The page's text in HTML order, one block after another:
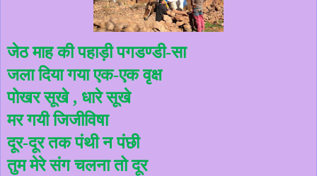
जेठ माह की पहाड़ी पगडण्डी-सा
जला दिया गया एक-एक वृक्ष
पोखर सूखे , धारे सूखे
मर गयी जिजीविषा
दूर-दूर तक पंथी न पंछी
तुम मेरे संग चलना तो दूर